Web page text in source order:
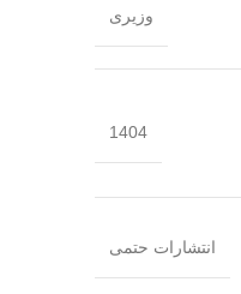
وزیری
1404
انتشارات حتمی